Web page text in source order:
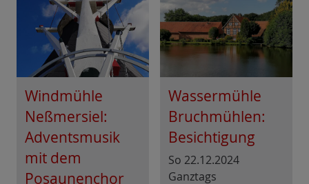
Windmühle
Neßmersiel:
Adventsmusik
mit dem
Posaunenchor
Wassermühle
Bruchmühlen:
Besichtigung
So 22.12.2024
Ganztags